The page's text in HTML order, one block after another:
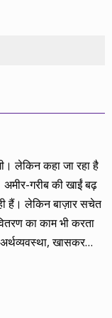
लेकिन कहा जा रहा है
गरीब की खाईं बढ़
हैं। लेकिन बाज़ार सचेत
का काम भी करता
खासकर
जाते हैं सोने और